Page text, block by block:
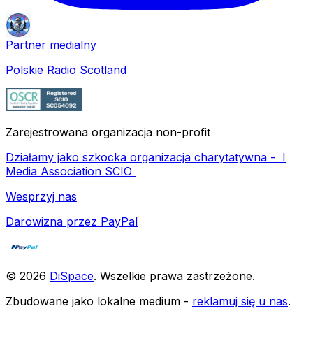
Partner medialny
Polskie Radio Scotland
Zarejestrowana organizacja non-profit
Działamy jako szkocka organizacja charytatywna - I
Media Association SCIO
Wesprzyj nas
Darowizna przez PayPal
© 2026 DiSpace. Wszelkie prawa zastrzeżone.
Zbudowane jako lokalne medium - reklamuj się u nas.